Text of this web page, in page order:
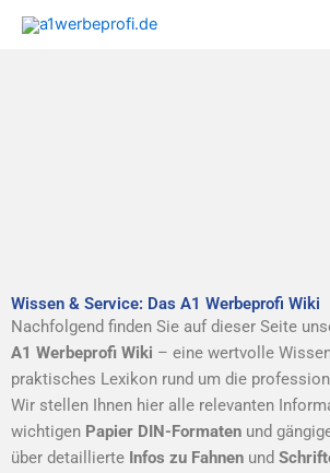
Zum
Inhalt
Wissen & Service: Das A1 Werbeprofi Wiki
Nachfolgend finden Sie auf dieser Seite
A1 Werbeprofi Wiki – eine wertvolle
praktisches Lexikon rund um die
Wir stellen Ihnen hier alle relevanten
wichtigen Papier DIN-Formaten und
über detaillierte Infos zu Fahnen und